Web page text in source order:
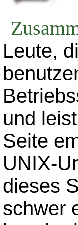
Leute,
und
Seite
UNIX-
dieses
schwer